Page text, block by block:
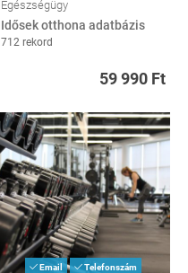
Egészségügy
Idősek otthona adatbázis
712 rekord
59 990 Ft
Email Telefonszám